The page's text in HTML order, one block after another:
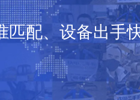
匹配、设备出手